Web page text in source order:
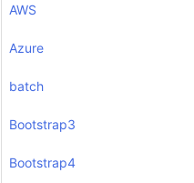
AWS
Azure
batch
Bootstrap3
Bootstrap4